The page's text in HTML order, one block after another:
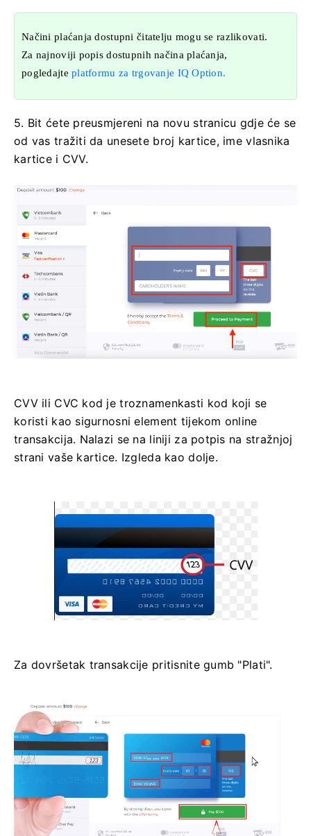
Načini plaćanja dostupni čitatelju mogu se razlikovati.
Za najnoviji popis dostupnih načina plaćanja,
pogledajteplatformu za trgovanje IQ Option.
5. Bit ćete preusmjereni na novu stranicu gdje će se
od vas tražiti da unesete broj kartice, ime vlasnika
kartice i CVV.
CVV ili CVC kod je troznamenkasti kod koji se
koristi kao sigurnosni element tijekom online
transakcija. Nalazi se na liniji za potpis na stražnjoj
strani vaše kartice. Izgleda kao dolje.
Za dovršetak transakcije pritisnite gumb "Plati".